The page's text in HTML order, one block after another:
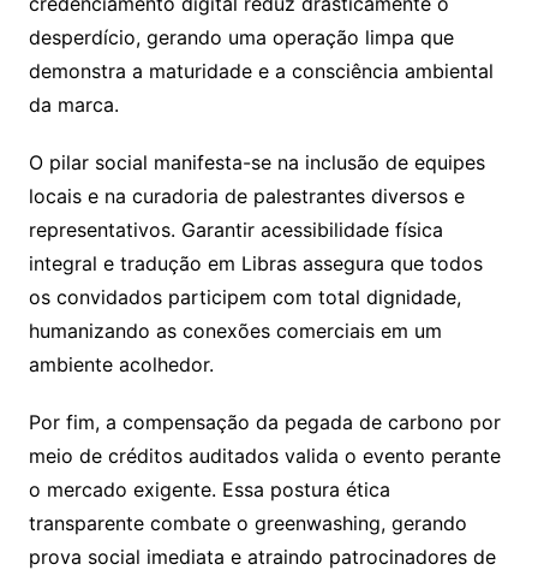
desperdício, gerando uma operação limpa que
demonstra a maturidade e a consciência ambiental
da marca.
O pilar social manifesta-se na inclusão de equipes
locais e na curadoria de palestrantes diversos e
representativos. Garantir acessibilidade física
integral e tradução em Libras assegura que todos
os convidados participem com total dignidade,
humanizando as conexões comerciais em um
ambiente acolhedor.
Por fim, a compensação da pegada de carbono por
meio de créditos auditados valida o evento perante
o mercado exigente. Essa postura ética
transparente combate o greenwashing, gerando
prova social imediata e atraindo patrocinadores de